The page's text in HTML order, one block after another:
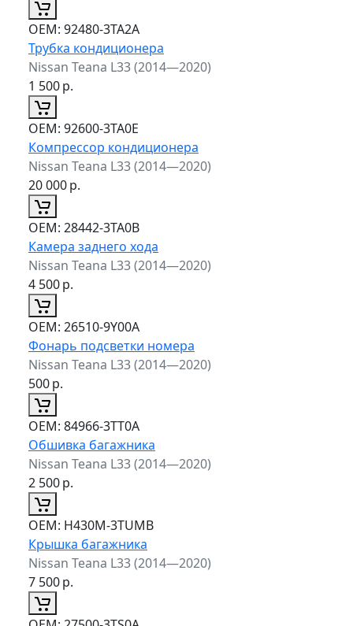
ОЕМ: 92480-3TA2A
Трубка кондиционера
Nissan Teana L33 (2014—2020)
1 500р.
ОЕМ: 92600-3TA0E
Компрессор кондиционера
Nissan Teana L33 (2014—2020)
20 000р.
ОЕМ: 28442-3TA0B
Камера заднего хода
Nissan Teana L33 (2014—2020)
4 500р.
ОЕМ: 26510-9Y00A
Фонарь подсветки номера
Nissan Teana L33 (2014—2020)
500р.
ОЕМ: 84966-3TT0A
Обшивка багажника
Nissan Teana L33 (2014—2020)
2 500р.
ОЕМ: H430M-3TUMB
Крышка багажника
Nissan Teana L33 (2014—2020)
7 500р.